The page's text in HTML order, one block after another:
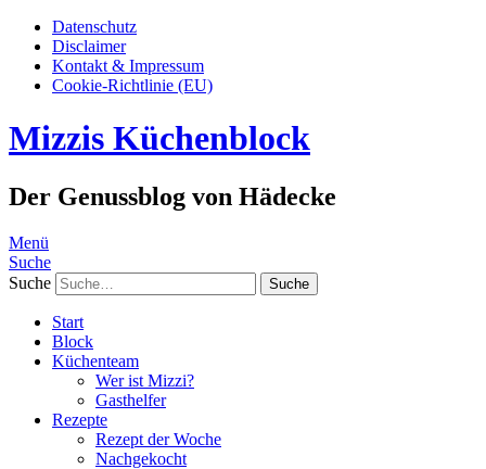
Datenschutz
Disclaimer
Kontakt & Impressum
Cookie-Richtlinie (EU)
Mizzis Küchenblock
Der Genussblog von Hädecke
Menü
Suche
Suche
Start
Block
Küchenteam
Wer ist Mizzi?
Gasthelfer
Rezepte
Rezept der Woche
Nachgekocht